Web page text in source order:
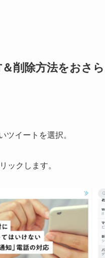
削除方法をおさ
イートを選択。
ックします。